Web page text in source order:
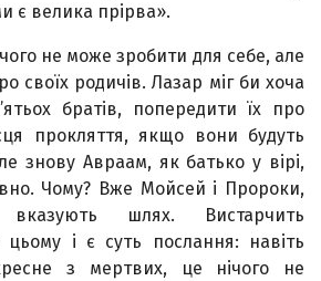
є велика прірва».
не може зробити для себе, але
своїх родичів. Лазар міг би хоча
братів, попередити їх про
прокляття, якщо вони будуть
знову Авраам, як батько у вірі,
Чому? Вже Мойсей і Пророки,
шлях. Вистарчить
цьому і є суть послання: навіть
з мертвих, це нічого не